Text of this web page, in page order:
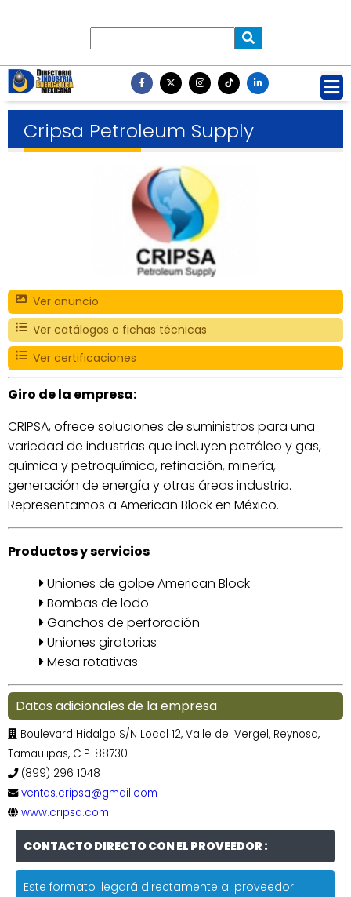
Cripsa Petroleum Supply
Ver anuncio
Ver catálogos o fichas técnicas
Ver certificaciones
Giro de la empresa:
CRIPSA, ofrece soluciones de suministros para una
variedad de industrias que incluyen petróleo y gas,
química y petroquímica, refinación, minería,
generación de energía y otras áreas industria.
Representamos a American Block en México.
Productos y servicios
Uniones de golpe American Block
Bombas de lodo
Ganchos de perforación
Uniones giratorias
Mesa rotativas
Datos adicionales de la empresa
Boulevard Hidalgo S/N Local 12, Valle del Vergel, Reynosa,
Tamaulipas, C.P. 88730
(899) 296 1048
ventas.cripsa@gmail.com
www.cripsa.com
CONTACTO DIRECTO CON EL PROVEEDOR :
Este formato llegará directamente al proveedor